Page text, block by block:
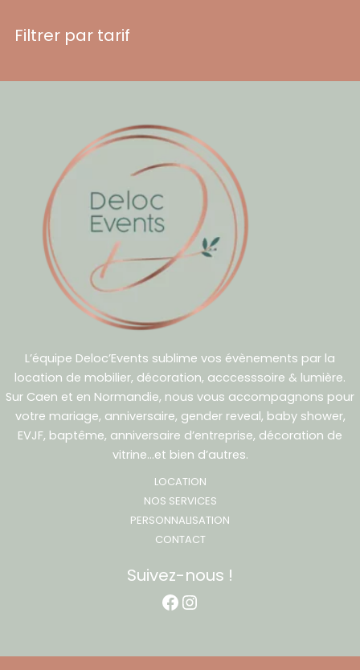
Filtrer par tarif
L’équipe Deloc’Events sublime vos évènements par la
location de mobilier, décoration, acccesssoire & lumière.
Sur Caen et en Normandie, nous vous accompagnons pour
votre mariage, anniversaire, gender reveal, baby shower,
EVJF, baptême, anniversaire d’entreprise, décoration de
vitrine…et bien d’autres.
LOCATION
NOS SERVICES
PERSONNALISATION
CONTACT
Suivez-nous !
Facebook
Instagram